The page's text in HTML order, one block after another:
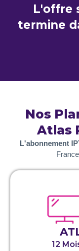
L'offre
termine
Nos
Atlas
L'abonnement
12